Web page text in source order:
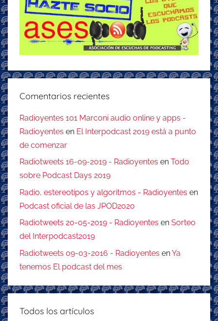
Comentarios recientes
Radioyentes 101 Marconi audio online y apps -
Radioyentes en El Interpodcast 2019 está a punto
de comenzar
Radiotweets 16-09-2019 - Radioyentes en Todo
sobre Podcast Days 2019
Radio, estereotipos y algoritmos - Radioyentes en
Podcast oficial de las JPOD2020
Radiotweets 20-05-2019 - Radioyentes en Sorteo
del Interpodcast2019
Radiotweets 09-03-2016 - Radioyentes enYa
tenemos El podcast del mes
Todos los artículos